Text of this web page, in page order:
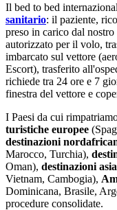
Il bed to bed
sanitario: il paziente,
preso in carico dal
autorizzato per il volo,
imbarcato sul vettore
Escort), trasferito
richiede tra 24 ore e 7
finestra del vettore e
I Paesi da cui
turistiche europee
destinazioni
Marocco, Turchia),
Oman), destinazioni
Vietnam, Cambogia),
Dominicana, Brasile,
procedure consolidate.